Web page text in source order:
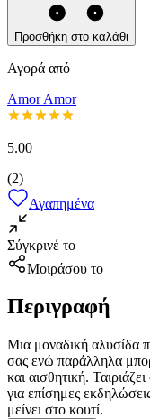
Προσθήκη στο καλάθι
Αγορά από
Amor Amor
5.00
(2)
Αγαπημένα
Σύγκρινέ το
Μοιράσου το
Περιγραφή
Μια μοναδική αλυσίδα
σας ενώ παράλληλα
και αισθητική.
για επίσημες
μείνει στο κουτί.